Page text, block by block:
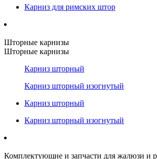
Карниз для римских штор
Шторные карнизы
Шторные карнизы
Карниз шторный
Карниз шторный изогнутый
Карниз шторный
Карниз шторный изогнутый
Комплектующие и запчасти для жалюзи и